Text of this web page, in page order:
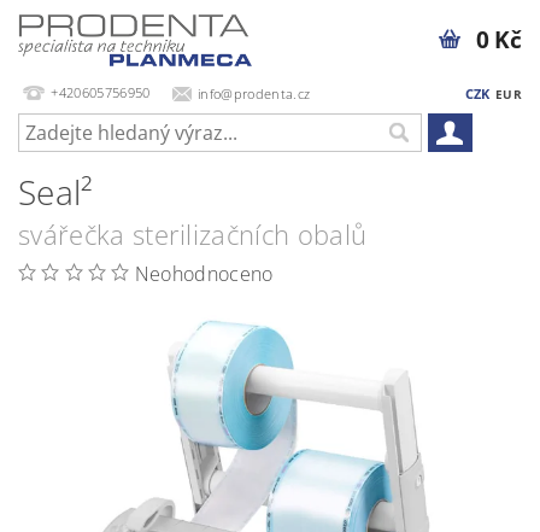
+420605756950 info@prodenta.cz CZK EUR
0 Kč
Seal²
svářečka sterilizačních obalů
Neohodnoceno